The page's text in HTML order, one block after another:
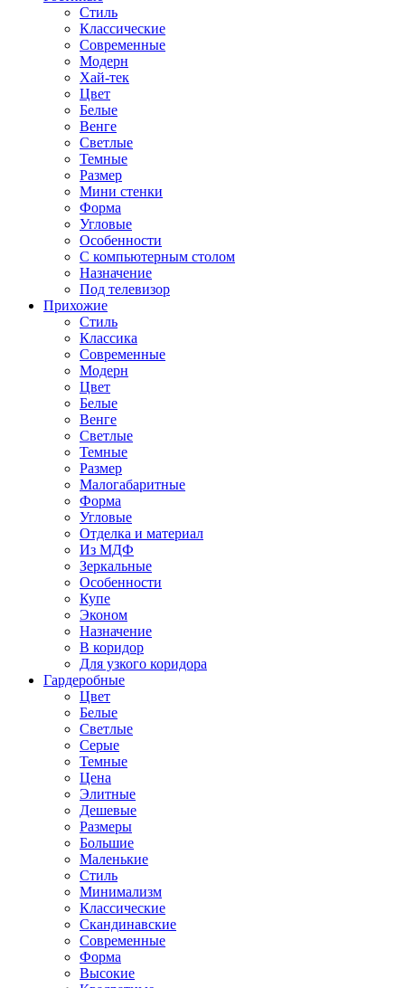
Стиль
Классические
Современные
Модерн
Хай-тек
Цвет
Белые
Венге
Светлые
Темные
Размер
Мини стенки
Форма
Угловые
Особенности
С компьютерным столом
Назначение
Под телевизор
Прихожие
Стиль
Классика
Современные
Модерн
Цвет
Белые
Венге
Светлые
Темные
Размер
Малогабаритные
Форма
Угловые
Отделка и материал
Из МДФ
Зеркальные
Особенности
Купе
Эконом
Назначение
В коридор
Для узкого коридора
Гардеробные
Цвет
Белые
Светлые
Серые
Темные
Цена
Элитные
Дешевые
Размеры
Большие
Маленькие
Стиль
Минимализм
Классические
Скандинавские
Современные
Форма
Высокие